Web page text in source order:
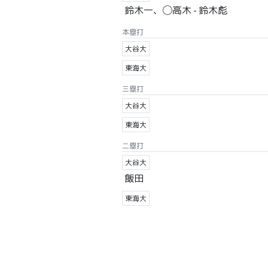
鈴木一、◯高木 - 鈴木彪
本塁打
大谷大
東海大
三塁打
大谷大
東海大
二塁打
大谷大
飯田
東海大